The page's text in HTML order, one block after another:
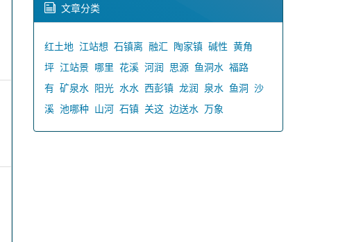
文章分类
红土地 江站想 石镇离 融汇 陶家镇 碱性 黄角
坪 江站景 哪里 花溪 河润 思源 鱼洞水 福路
有 矿泉水 阳光 水水 西彭镇 龙润 泉水 鱼洞 沙
溪 池哪种 山河 石镇 关这 边送水 万象